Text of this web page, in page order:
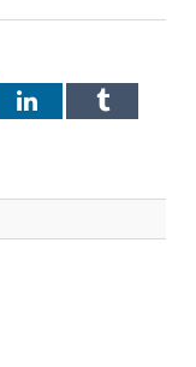
LinkedInTumblr